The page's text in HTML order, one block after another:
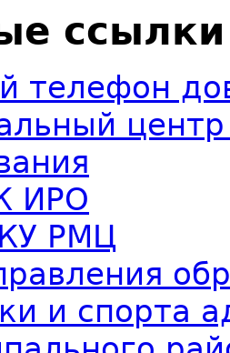
ссылки
телефон
ИРО
РМЦ
и спорта